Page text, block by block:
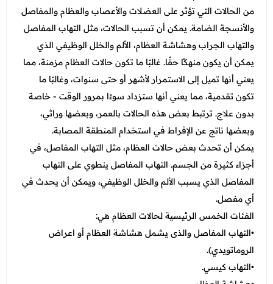
من الحالات التي تؤثر على العضلات والأعصاب والعظام والمفاصل
والأنسجة الضامة. يمكن أن تسبب الحالات، مثل التهاب المفاصل
والتهاب الجراب وهشاشة العظام، الألم والخلل الوظيفي الذي
يمكن أن يكون منهكًا حقًا. غالبًا ما تكون حالات العظام مزمنة، مما
يعني أنها تميل إلى الاستمرار لأشهر أو حتى سنوات، وغالبًا ما
تكون تقدمية، مما يعني أنها ستزداد سوءًا بمرور الوقت - خاصة
بدون علاج. ترتبط بعض هذه الحالات بالعمر، وبعضها وراثي،
وبعضها ناتج عن الإفراط في استخدام المنطقة المصابة.
يمكن أن تحدث بعض حالات العظام، مثل التهاب المفاصل، في
أجزاء كثيرة من الجسم. التهاب المفاصل ينطوي على التهاب
المفاصل الذي يسبب الألم والخلل الوظيفي، ويمكن أن يحدث في
أي مفصل.
الفئات الخمس الرئيسية لحالات العظام هي:
•التهاب المفاصل والذى يشمل هشاشة العظام أو اعراض
الروماتويدي).
•التهاب كيسي.